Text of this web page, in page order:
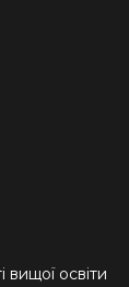
освіти